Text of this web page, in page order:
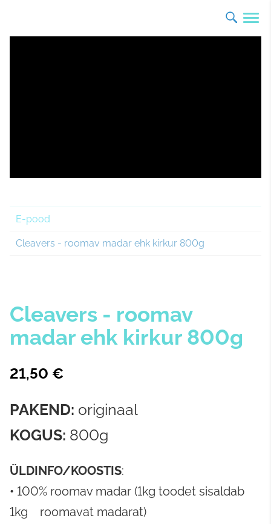
E-pood
Cleavers - roomav madar ehk kirkur 800g
Cleavers - roomav
madar ehk kirkur 800g
21,50 €
PAKEND: originaal
KOGUS: 800g
ÜLDINFO/KOOSTIS:
• 100% roomav madar (1kg toodet sisaldab
1kg roomavat madarat)